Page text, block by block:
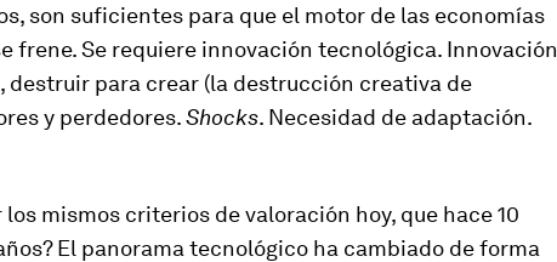
son suficientes para que el motor de las economías
frene. Se requiere innovación tecnológica. Innovación
destruir para crear (la destrucción creativa de
y perdedores.Shocks. Necesidad de adaptación.
mismos criterios de valoración hoy, que hace 10
El panorama tecnológico ha cambiado de forma